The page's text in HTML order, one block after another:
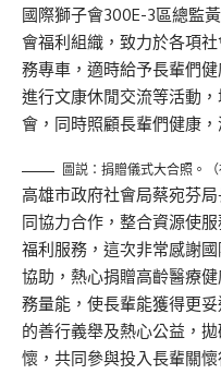
國際獅子會300E-3區總監
會福利組織，致力於各項
務專車，適時給予長輩們
進行文康休閒交流等活動
會，同時照顧長輩們健康
圖説：捐贈儀式大合照。（
高雄市政府社會局蔡宛芬
同協力合作，整合資源使
福利服務，這次非常感謝
協助，熱心捐贈高齡醫療
務量能，使長輩能獲得更
的善行義舉及熱心公益，
懷，共同參與投入長輩關